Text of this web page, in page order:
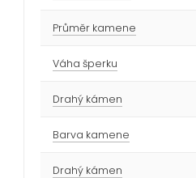
Průměr kamene
Váha šperku
Drahý kámen
Barva kamene
Drahý kámen